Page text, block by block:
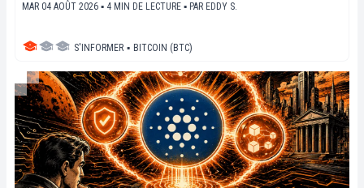
MAR 04 AOÛT 2026 ▪ 4 MIN DE LECTURE ▪ PAR EDDY S.
S'INFORMER ▪ BITCOIN (BTC)